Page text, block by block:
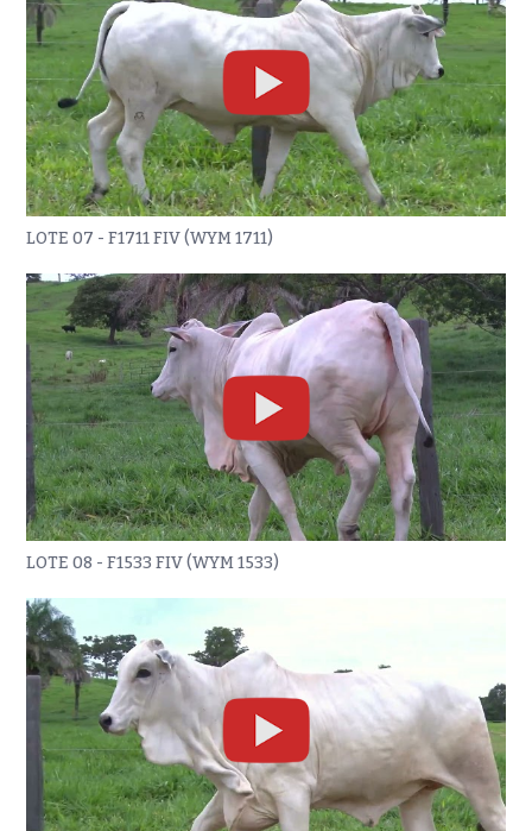
LOTE 07 - F1711 FIV (WYM 1711)
LOTE 08 - F1533 FIV (WYM 1533)